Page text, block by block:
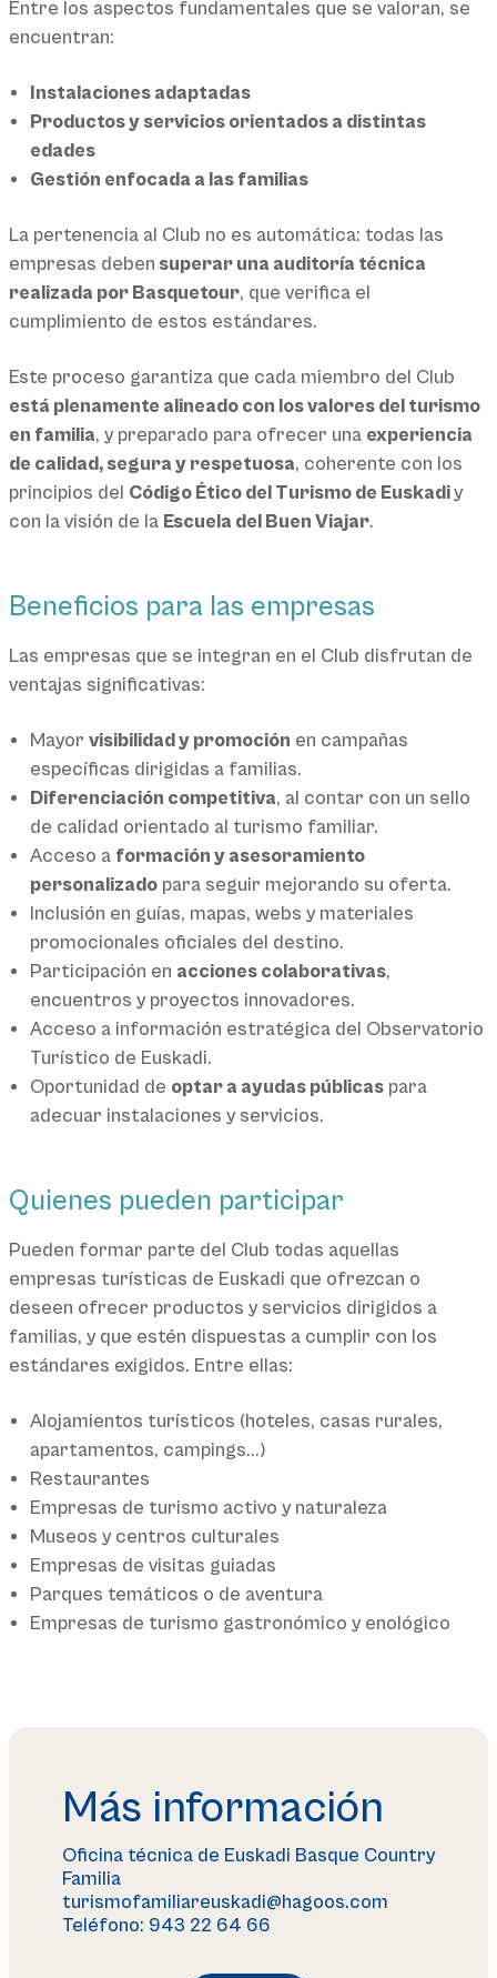
Entre los aspectos fundamentales que se valoran, se
encuentran:
Instalaciones adaptadas
Productos y servicios orientados a distintas
edades
Gestión enfocada a las familias
La pertenencia al Club no es automática: todas las
empresas deben superar una auditoría técnica
realizada por Basquetour, que verifica el
cumplimiento de estos estándares.
Este proceso garantiza que cada miembro del Club
está plenamente alineado con los valores del turismo
en familia, y preparado para ofrecer una experiencia
de calidad, segura y respetuosa, coherente con los
principios del Código Ético del Turismo de Euskadiy
con la visión de la Escuela del Buen Viajar.
Beneficios para las empresas
Las empresas que se integran en el Club disfrutan de
ventajas significativas:
Mayorvisibilidad y promoción en campañas
específicas dirigidas a familias.
Diferenciación competitiva, al contar con un sello
de calidad orientado al turismo familiar.
Acceso a formación y asesoramiento
personalizado para seguir mejorando su oferta.
Inclusión en guías, mapas, webs y materiales
promocionales oficiales del destino.
Participación en acciones colaborativas,
encuentros y proyectos innovadores.
Acceso a información estratégica del Observatorio
Turístico de Euskadi.
Oportunidad de optar a ayudas públicas para
adecuar instalaciones y servicios.
Quienes pueden participar
Pueden formar parte del Club todas aquellas
empresas turísticas de Euskadi que ofrezcan o
deseen ofrecer productos y servicios dirigidos a
familias, y que estén dispuestas a cumplir con los
estándares exigidos. Entre ellas:
Alojamientos turísticos (hoteles, casas rurales,
apartamentos, campings...)
Restaurantes
Empresas de turismo activo y naturaleza
Museos y centros culturales
Empresas de visitas guiadas
Parques temáticos o de aventura
Empresas de turismo gastronómico y enológico
Más información
Oficina técnica de Euskadi Basque Country
Familia
turismofamiliareuskadi@hagoos.com
Teléfono: 943 22 64 66